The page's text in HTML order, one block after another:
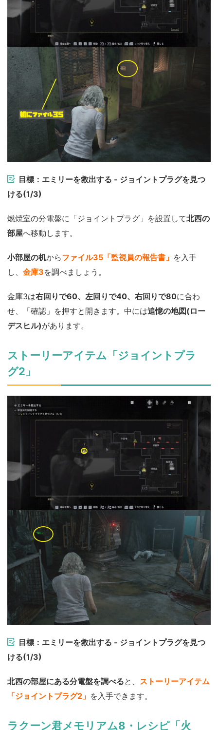
目標：エミリーを救出する - ジョイントプラグを見つ
ける(1/3)
燃焼室の分電盤に「ジョイントプラグ」を設置して北西の
部屋へ移動します。
小部屋の机からファイル35「監視員の報告書」 を入手
し、 金庫3を調べましょう。
金庫3は右回りで60、左回りで40、右回りで80に合わ
せ、「確認」を押すと開きます。中には追憶の地図(ロー
デスヒル)があります。
ストーリーアイテム「ジョイントプラ
グ2」
目標：エミリーを救出する - ジョイントプラグを見つ
ける(1/3)
北西の部屋にある分電盤を調べると、 ストーリーアイテム
「ジョイントプラグ2」 を入手できます。
ラクーン君メモリアム8・レシピ「火